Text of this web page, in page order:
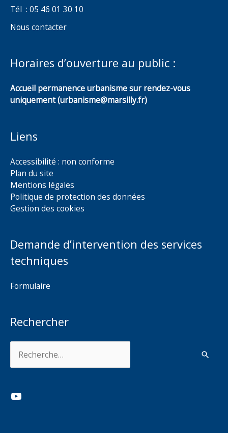
Tél : 05 46 01 30 10
Nous contacter
Horaires d’ouverture au public :
Accueil permanence urbanisme sur rendez-vous
uniquement (urbanisme@marsilly.fr)
Liens
Accessibilité : non conforme
Plan du site
Mentions légales
Politique de protection des données
Gestion des cookies
Demande d’intervention des services
techniques
Formulaire
Rechercher
YouTube